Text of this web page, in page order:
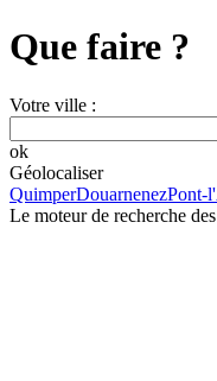
Que faire ?
Votre ville :
ok
Géolocaliser
QuimperDouarnenezPont-
Le moteur de recherche